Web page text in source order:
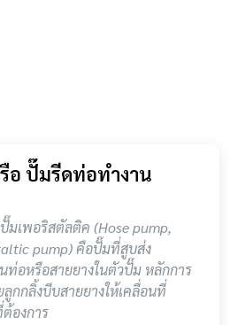
อ ปั๊มรีดท่อทำงาน
เพอริสตัลติค (Hose pump,
pump) คือปั๊มที่สูบส่ง
ท่อหรือสายยางในตัวปั๊ม หลักการ
กกลิ้งบีบสายยางให้เคลื่อนที่
องการ